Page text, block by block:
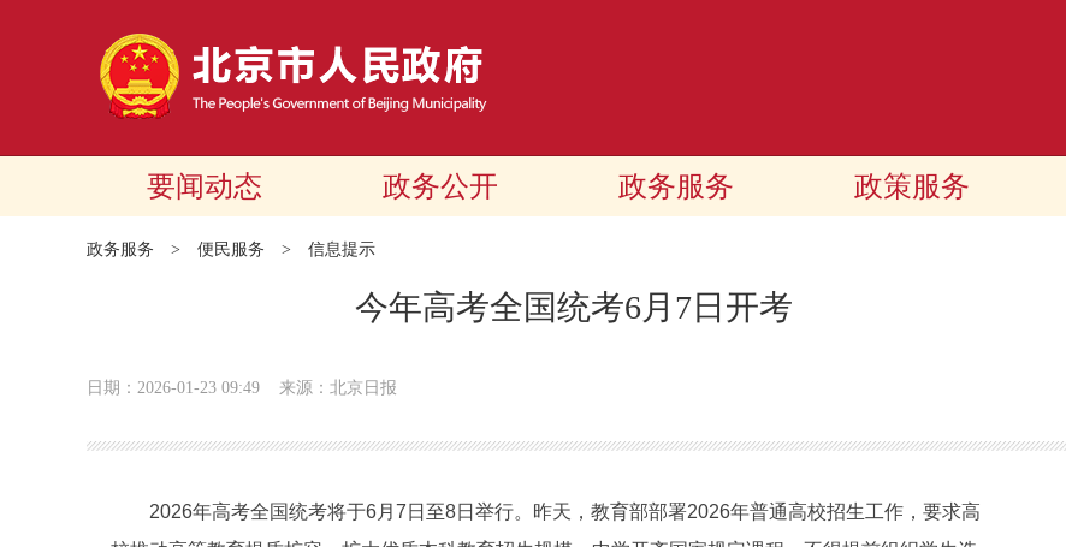
要闻动态 政务公开 政务服务 政策服务
政务服务 > 便民服务 > 信息提示
今年高考全国统考6月7日开考
日期：2026-01-23 09:49 来源：北京日报
2026年高考全国统考将于6月7日至8日举行。昨天，教育部部署2026年普通高校招生工作，要求高